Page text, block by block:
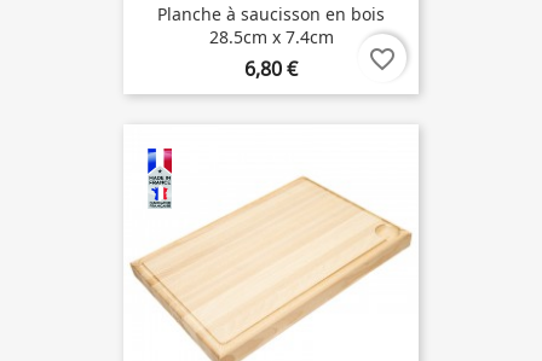
Planche à saucisson en bois
28.5cm x 7.4cm
6,80 € favorite_border